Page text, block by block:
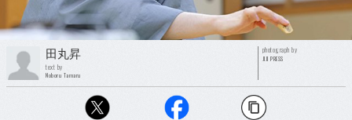
田丸昇
text by
Noboru Tamaru
photograph by
JIJI PRESS